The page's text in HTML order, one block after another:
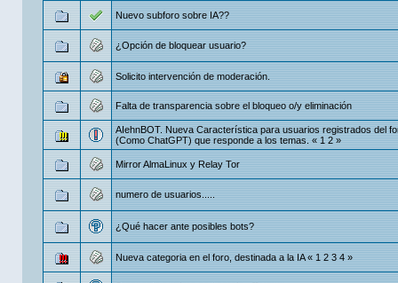
Nuevo subforo sobre IA??
¿Opción de bloquear usuario?
Solicito intervención de moderación.
Falta de transparencia sobre el bloqueo o/y eliminación
AIehnBOT. Nueva Característica para usuarios registrados del
(Como ChatGPT) que responde a los temas. «1 2»
Mirror AlmaLinux y Relay Tor
numero de usuarios.....
¿Qué hacer ante posibles bots?
Nueva categoria en el foro, destinada a la IA «1 2 3 4»